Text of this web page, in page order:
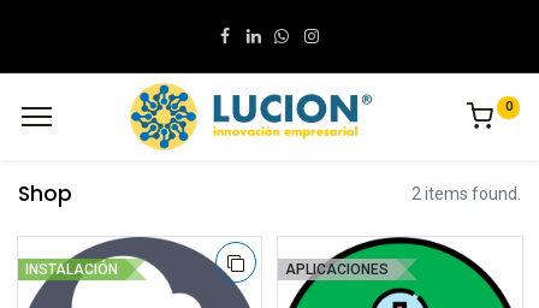
0
Shop 2 items found.
INSTALACIÓN APLICACIONES